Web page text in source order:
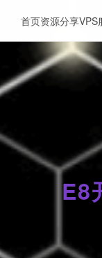
E8
首页资源分享VPS